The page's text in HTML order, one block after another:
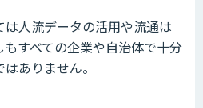
人流データの活用や流通は
すべての企業や自治体で十分
ありません。